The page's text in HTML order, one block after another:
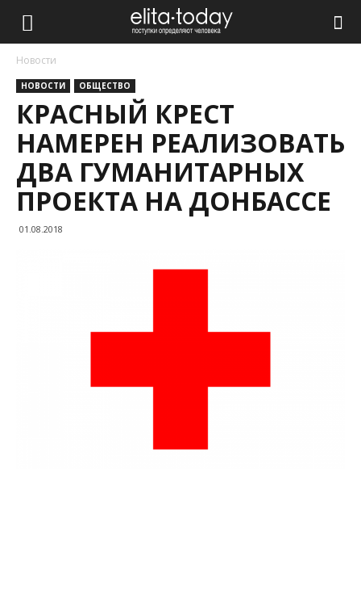
Новости
НОВОСТИ ОБЩЕСТВО
КРАСНЫЙ КРЕСТ
НАМЕРЕН РЕАЛИЗОВАТЬ
ДВА ГУМАНИТАРНЫХ
ПРОЕКТА НА ДОНБАССЕ
01.08.2018